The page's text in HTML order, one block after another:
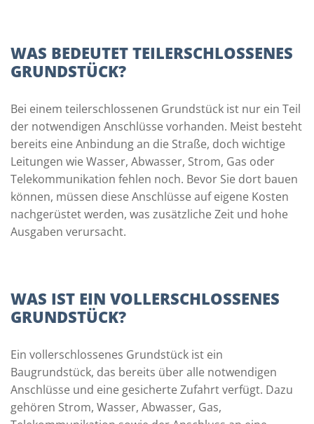
WAS BEDEUTET TEILERSCHLOSSENES
GRUNDSTÜCK?
Bei einem teilerschlossenen Grundstück ist nur ein Teil
der notwendigen Anschlüsse vorhanden. Meist besteht
bereits eine Anbindung an die Straße, doch wichtige
Leitungen wie Wasser, Abwasser, Strom, Gas oder
Telekommunikation fehlen noch. Bevor Sie dort bauen
können, müssen diese Anschlüsse auf eigene Kosten
nachgerüstet werden, was zusätzliche Zeit und hohe
Ausgaben verursacht.
WAS IST EIN VOLLERSCHLOSSENES
GRUNDSTÜCK?
Ein vollerschlossenes Grundstück ist ein
Baugrundstück, das bereits über alle notwendigen
Anschlüsse und eine gesicherte Zufahrt verfügt. Dazu
gehören Strom, Wasser, Abwasser, Gas,